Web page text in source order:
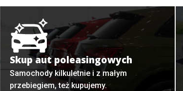
Skup aut poleasingowych
Samochody kilkuletnie i z małym
przebiegiem, też kupujemy.